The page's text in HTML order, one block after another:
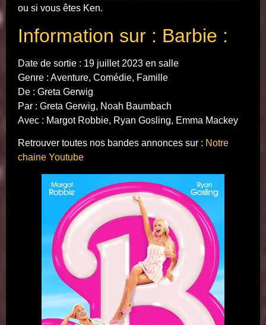
ou si vous êtes Ken.
Information sur : Barbie :
Date de sortie : 19 juillet 2023 en salle
Genre : Aventure, Comédie, Famille
De : Greta Gerwig
Par : Greta Gerwig, Noah Baumbach
Avec : Margot Robbie, Ryan Gosling, Emma Mackey
Retrouver toutes nos bandes annonces sur : Notre
chaine Youtube